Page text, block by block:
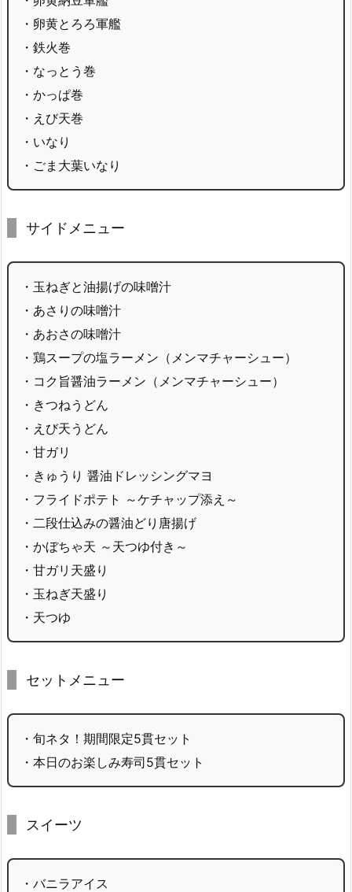
・卵黄とろろ軍艦
・鉄火巻
・なっとう巻
・かっぱ巻
・えび天巻
・いなり
・ごま大葉いなり
サイドメニュー
・玉ねぎと油揚げの味噌汁
・あさりの味噌汁
・あおさの味噌汁
・鶏スープの塩ラーメン（メンマチャーシュー）
・コク旨醤油ラーメン（メンマチャーシュー）
・きつねうどん
・えび天うどん
・甘ガリ
・きゅうり 醤油ドレッシングマヨ
・フライドポテト ～ケチャップ添え～
・二段仕込みの醤油どり唐揚げ
・かぼちゃ天 ～天つゆ付き～
・甘ガリ天盛り
・玉ねぎ天盛り
・天つゆ
セットメニュー
・旬ネタ！期間限定5貫セット
・本日のお楽しみ寿司5貫セット
スイーツ
・バニラアイス